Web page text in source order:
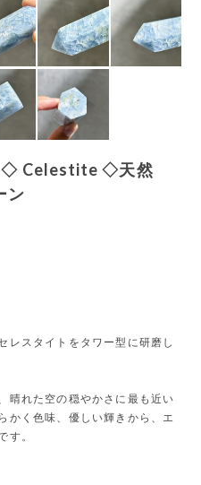
◇ Celestite ◇天然
ン
レスタイトをタワー型に研磨し
晴れた空の穏やかさに最も近い
かく色味、優しい輝きから、エ
す。